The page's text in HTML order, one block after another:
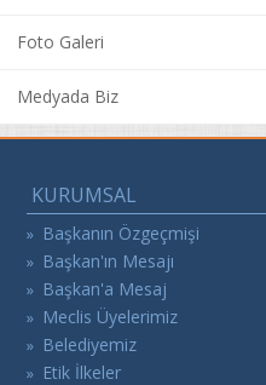
Foto Galeri
Medyada Biz
KURUMSAL
» Başkanın Özgeçmişi
» Başkan'ın Mesajı
» Başkan'a Mesaj
» Meclis Üyelerimiz
» Belediyemiz
» Etik İlkeler